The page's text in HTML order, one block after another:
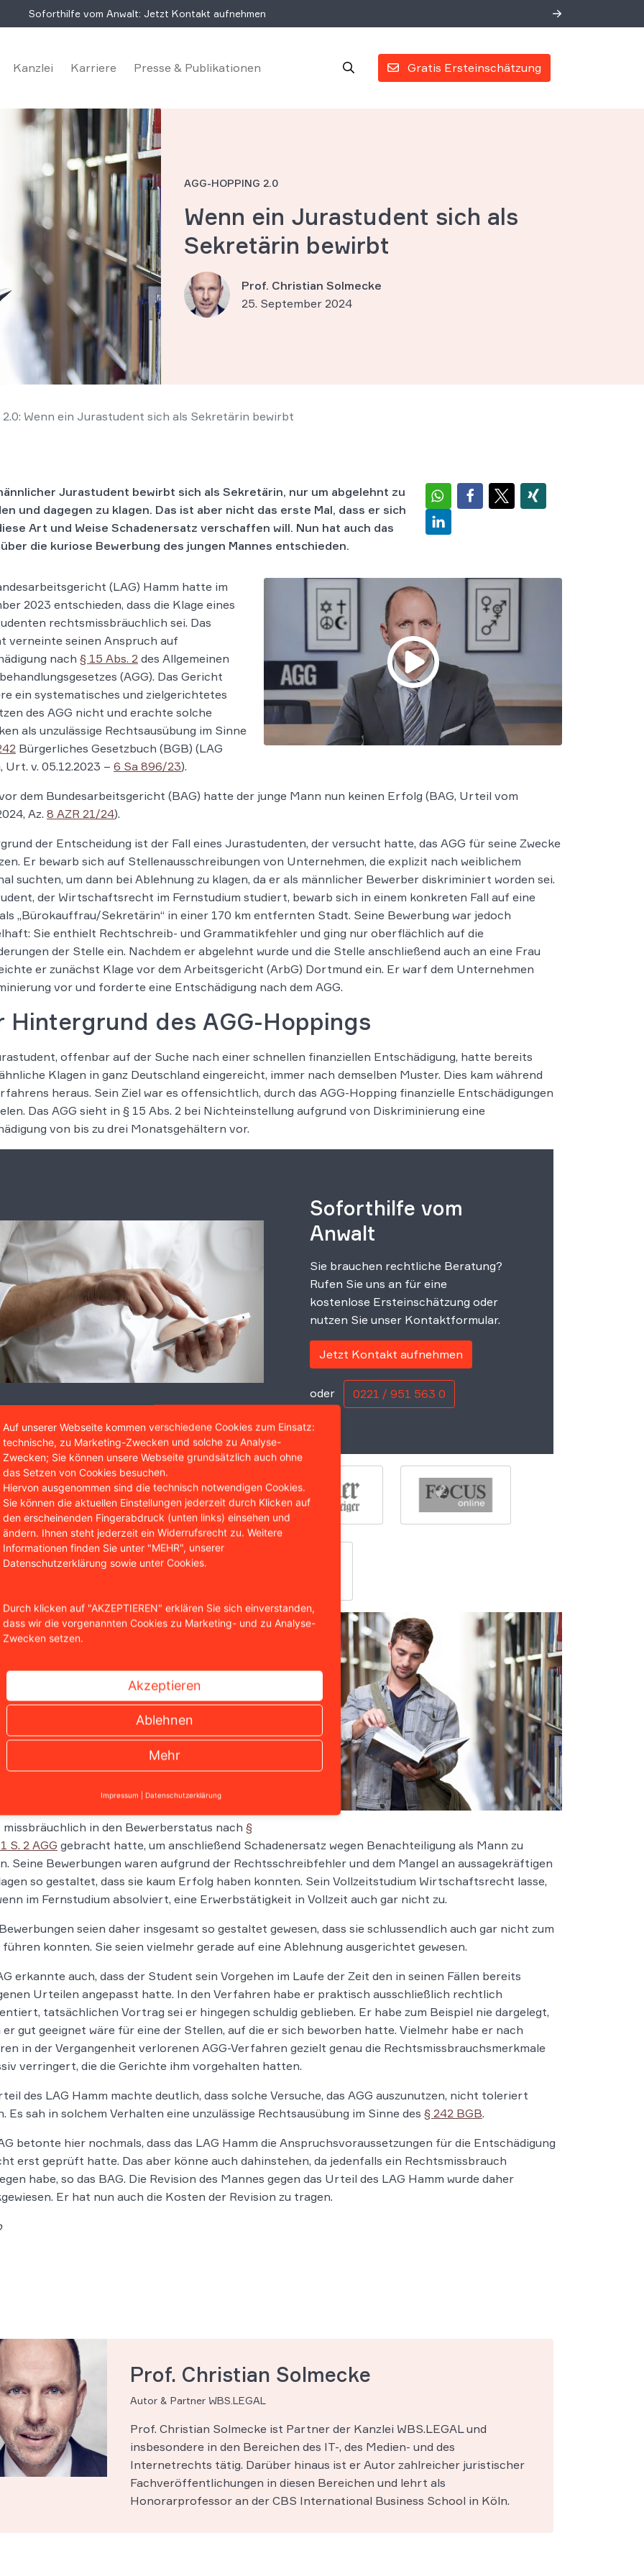
Soforthilfe vom Anwalt: Jetzt Kontakt aufnehmen
Gratis Ersteinschätzung
Kanzlei Karriere Presse & Publikationen
AGG-HOPPING 2.0
Wenn ein Jurastudent sich als
Sekretärin bewirbt
Prof. Christian Solmecke
25. September 2024
Wenn ein Jurastudent sich als Sekretärin bewirbt
Jurastudent bewirbt sich als Sekretärin, nur um abgelehnt zu
und dagegen zu klagen. Das ist aber nicht das erste Mal, dass er sich
Art und Weise Schadenersatz verschaffen will. Nun hat auch das
über die kuriose Bewerbung des jungen Mannes entschieden.
(LAG) Hamm hatte im
2023 entschieden, dass die Klage eines
rechtsmissbräuchlich sei. Das
verneinte seinen Anspruch auf
nach § 15 Abs. 2 des Allgemeinen
(AGG). Das Gericht
ein systematisches und zielgerichtetes
des AGG nicht und erachte solche
als unzulässige Rechtsausübung im Sinne
Bürgerliches Gesetzbuch (BGB) (LAG
Urt. v. 05.12.2023 – 6 Sa 896/23).
dem Bundesarbeitsgericht (BAG) hatte der junge Mann nun keinen Erfolg (BAG, Urteil vom
Az. 8 AZR 21/24).
der Entscheidung ist der Fall eines Jurastudenten, der versucht hatte, das AGG für seine Zwecke
Er bewarb sich auf Stellenausschreibungen von Unternehmen, die explizit nach weiblichem
suchten, um dann bei Ablehnung zu klagen, da er als männlicher Bewerber diskriminiert worden sei.
der Wirtschaftsrecht im Fernstudium studiert, bewarb sich in einem konkreten Fall auf eine
„Bürokauffrau/Sekretärin“ in einer 170 km entfernten Stadt. Seine Bewerbung war jedoch
Sie enthielt Rechtschreib- und Grammatikfehler und ging nur oberflächlich auf die
der Stelle ein. Nachdem er abgelehnt wurde und die Stelle anschließend auch an eine Frau
er zunächst Klage vor dem Arbeitsgericht (ArbG) Dortmund ein. Er warf dem Unternehmen
vor und forderte eine Entschädigung nach dem AGG.
Hintergrund des AGG-Hoppings
offenbar auf der Suche nach einer schnellen finanziellen Entschädigung, hatte bereits
Klagen in ganz Deutschland eingereicht, immer nach demselben Muster. Dies kam während
heraus. Sein Ziel war es offensichtlich, durch das AGG-Hopping finanzielle Entschädigungen
Das AGG sieht in § 15 Abs. 2 bei Nichteinstellung aufgrund von Diskriminierung eine
von bis zu drei Monatsgehältern vor.
Soforthilfe vom
Anwalt
Sie brauchen rechtliche Beratung?
Rufen Sie uns an für eine
kostenlose Ersteinschätzung oder
nutzen Sie unser Kontaktformular.
Jetzt Kontakt aufnehmen
oder 0221 / 951 563 0
Entscheidung des
Hamm
das ArbG als auch das LAG Hamm wiesen
jedoch als rechtsmissbräuchlich ab. Das
verneinte eine Entschädigung, trotz des
AGG-Verstoßes in den
die explizit auf eine
Sekretärin abzielten.
Hamm stellte fest, dass der Student sich
missbräuchlich in den Bewerberstatus nach §
S. 2 AGG gebracht hatte, um anschließend Schadenersatz wegen Benachteiligung als Mann zu
Seine Bewerbungen waren aufgrund der Rechtsschreibfehler und dem Mangel an aussagekräftigen
so gestaltet, dass sie kaum Erfolg haben konnten. Sein Vollzeitstudium Wirtschaftsrecht lasse,
im Fernstudium absolviert, eine Erwerbstätigkeit in Vollzeit auch gar nicht zu.
seien daher insgesamt so gestaltet gewesen, dass sie schlussendlich auch gar nicht zum
konnten. Sie seien vielmehr gerade auf eine Ablehnung ausgerichtet gewesen.
erkannte auch, dass der Student sein Vorgehen im Laufe der Zeit den in seinen Fällen bereits
Urteilen angepasst hatte. In den Verfahren habe er praktisch ausschließlich rechtlich
tatsächlichen Vortrag sei er hingegen schuldig geblieben. Er habe zum Beispiel nie dargelegt,
er gut geeignet wäre für eine der Stellen, auf die er sich beworben hatte. Vielmehr habe er nach
in der Vergangenheit verlorenen AGG-Verfahren gezielt genau die Rechtsmissbrauchsmerkmale
verringert, die die Gerichte ihm vorgehalten hatten.
des LAG Hamm machte deutlich, dass solche Versuche, das AGG auszunutzen, nicht toleriert
Es sah in solchem Verhalten eine unzulässige Rechtsausübung im Sinne des § 242 BGB.
betonte hier nochmals, dass das LAG Hamm die Anspruchsvoraussetzungen für die Entschädigung
erst geprüft hatte. Das aber könne auch dahinstehen, da jedenfalls ein Rechtsmissbrauch
habe, so das BAG. Die Revision des Mannes gegen das Urteil des LAG Hamm wurde daher
Er hat nun auch die Kosten der Revision zu tragen.
Prof. Christian Solmecke
Autor & Partner WBS.LEGAL
Prof. Christian Solmecke ist Partner der Kanzlei WBS.LEGAL und
insbesondere in den Bereichen des IT-, des Medien- und des
Internetrechts tätig. Darüber hinaus ist er Autor zahlreicher juristischer
Fachveröffentlichungen in diesen Bereichen und lehrt als
Honorarprofessor an der CBS International Business School in Köln.
Auf unserer Webseite kommen verschiedene Cookies zum Einsatz:
technische, zu Marketing-Zwecken und solche zu Analyse-
Zwecken; Sie können unsere Webseite grundsätzlich auch ohne
das Setzen von Cookies besuchen.
Hiervon ausgenommen sind die technisch notwendigen Cookies.
Sie können die aktuellen Einstellungen jederzeit durch Klicken auf
den erscheinenden Fingerabdruck (unten links) einsehen und
ändern. Ihnen steht jederzeit ein Widerrufsrecht zu. Weitere
Informationen finden Sie unter "MEHR", unserer
Datenschutzerklärung sowie unter Cookies.
Durch klicken auf "AKZEPTIEREN" erklären Sie sich einverstanden,
dass wir die vorgenannten Cookies zu Marketing- und zu Analyse-
Zwecken setzen.
Akzeptieren
Ablehnen
Mehr
Impressum Datenschutzerklärung